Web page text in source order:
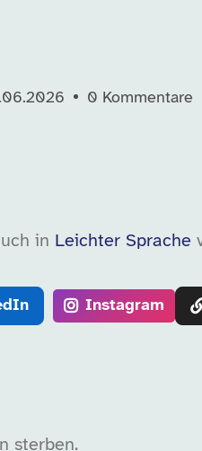
0 Kommentare
in Leichter Sprache
Instagram
sterben.